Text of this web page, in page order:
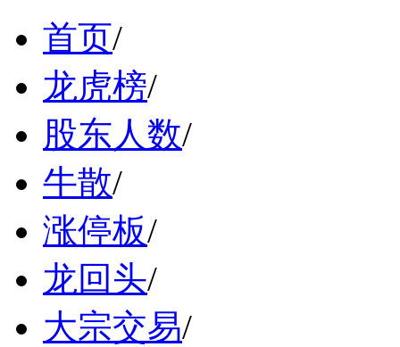
首页/
龙虎榜/
股东人数/
牛散/
涨停板/
龙回头/
大宗交易/